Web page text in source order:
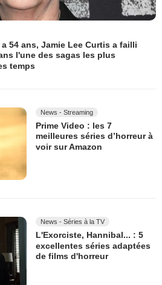
54 ans, Jamie Lee Curtis a failli
l'une des sagas les plus
temps
News - Streaming
Prime Video : les 7
meilleures séries d’horreur à
voir sur Amazon
News - Séries à la TV
L'Exorciste, Hannibal... : 5
excellentes séries adaptées
de films d'horreur